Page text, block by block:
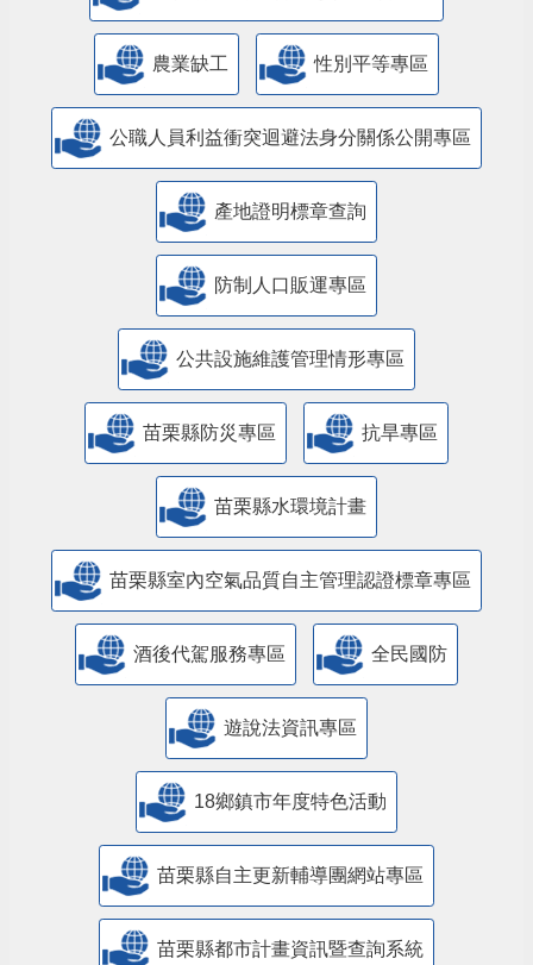
農業缺工 性別平等專區
公職人員利益衝突迴避法身分關係公開專區
產地證明標章查詢
防制人口販運專區
​公共設施維護管理情形專區
苗栗縣防災專區 抗旱專區
苗栗縣水環境計畫
苗栗縣室內空氣品質自主管理認證標章專區
酒後代駕服務專區 全民國防
遊說法資訊專區
18鄉鎮市年度特色活動
苗栗縣自主更新輔導團網站專區
苗栗縣都市計畫資訊暨查詢系統